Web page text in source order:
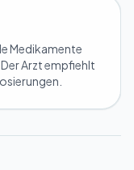
Medikamente
Arzt empfiehlt